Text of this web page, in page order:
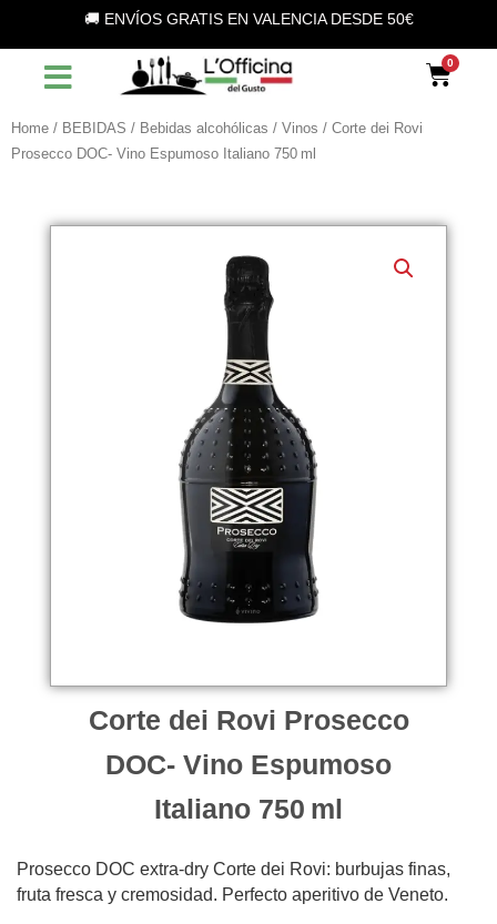
contenuto
🚚 ENVÍOS GRATIS EN VALENCIA DESDE 50€
Home / BEBIDAS / Bebidas alcohólicas / Vinos / Corte dei Rovi
Prosecco DOC- Vino Espumoso Italiano 750 ml
Corte dei Rovi Prosecco
DOC- Vino Espumoso
Italiano 750 ml
Prosecco DOC extra-dry Corte dei Rovi: burbujas finas,
fruta fresca y cremosidad. Perfecto aperitivo de Veneto.